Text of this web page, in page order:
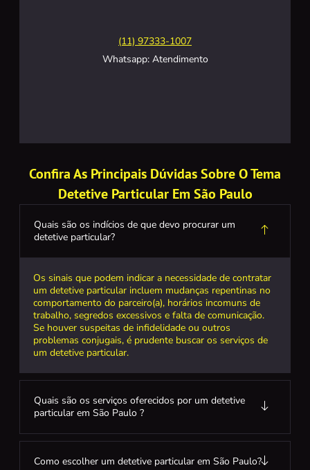
(11) 97333-1007
Whatsapp: Atendimento
Confira As Principais Dúvidas Sobre O Tema
Detetive Particular Em São Paulo
Quais são os indícios de que devo procurar um
detetive particular?
Os sinais que podem indicar a necessidade de contratar
um detetive particular incluem mudanças repentinas no
comportamento do parceiro(a), horários incomuns de
trabalho, segredos excessivos e falta de comunicação.
Se houver suspeitas de infidelidade ou outros
problemas conjugais, é prudente buscar os serviços de
um detetive particular.
Quais são os serviços oferecidos por um detetive
particular em São Paulo ?
Como escolher um detetive particular em São Paulo?